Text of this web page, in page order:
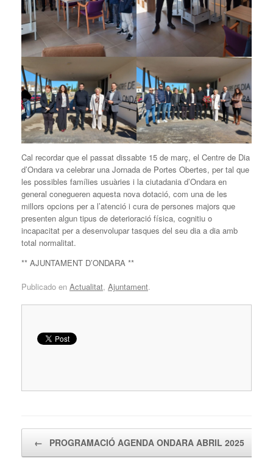
Cal recordar que el passat dissabte 15 de març, el Centre de Dia
d’Ondara va celebrar una Jornada de Portes Obertes, per tal que
les possibles famílies usuàries i la ciutadania d’Ondara en
general conegueren aquesta nova dotació, com una de les
millors opcions per a l’atenció i cura de persones majors que
presenten algun tipus de deterioració física, cognitiu o
incapacitat per a desenvolupar tasques del seu dia a dia amb
total normalitat.
** AJUNTAMENT D’ONDARA **
Publicado en Actualitat, Ajuntament.
← PROGRAMACIÓ AGENDA ONDARA ABRIL 2025